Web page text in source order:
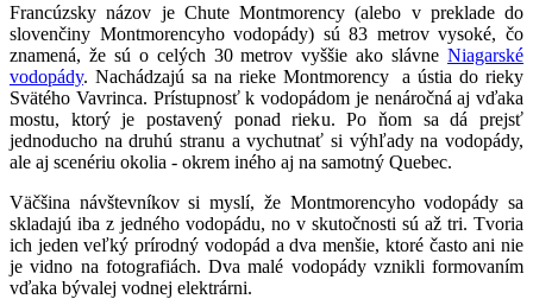
Francúzsky názov je Chute Montmorency (alebo v preklade do
slovenčiny Montmorencyho vodopády) sú 83 metrov vysoké, čo
znamená, že sú o celých 30 metrov vyššie ako slávne Niagarské
vodopády. Nachádzajú sa na rieke Montmorency a ústia do rieky
Svätého Vavrinca. Prístupnosť k vodopádom je nenáročná aj vďaka
mostu, ktorý je postavený ponad rieku. Po ňom sa dá prejsť
jednoducho na druhú stranu a vychutnať si výhľady na vodopády,
ale aj scenériu okolia - okrem iného aj na samotný Quebec.
Väčšina návštevníkov si myslí, že Montmorencyho vodopády sa
skladajú iba z jedného vodopádu, no v skutočnosti sú až tri. Tvoria
ich jeden veľký prírodný vodopád a dva menšie, ktoré často ani nie
je vidno na fotografiách. Dva malé vodopády vznikli formovaním
vďaka bývalej vodnej elektrárni.